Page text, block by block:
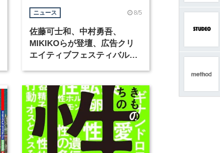
ニュース 8/5
佐藤可士和、中村勇吾、
MIKIKOらが登壇、広告クリ
エイティブフェスティバル